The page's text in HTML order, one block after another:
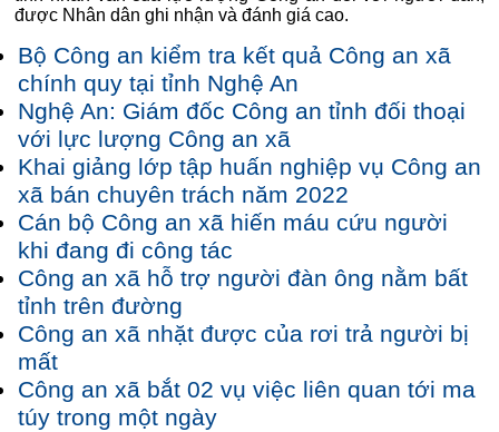
được Nhân dân ghi nhận và đánh giá cao.
Bộ Công an kiểm tra kết quả Công an xã
chính quy tại tỉnh Nghệ An
Nghệ An: Giám đốc Công an tỉnh đối thoại
với lực lượng Công an xã
Khai giảng lớp tập huấn nghiệp vụ Công an
xã bán chuyên trách năm 2022
Cán bộ Công an xã hiến máu cứu người
khi đang đi công tác
Công an xã hỗ trợ người đàn ông nằm bất
tỉnh trên đường
Công an xã nhặt được của rơi trả người bị
mất
Công an xã bắt 02 vụ việc liên quan tới ma
túy trong một ngày